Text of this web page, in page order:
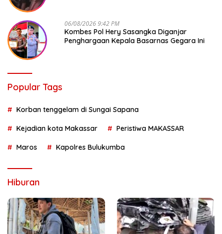
06/08/2026 9:42 PM
Kombes Pol Hery Sasangka Diganjar
Penghargaan Kepala Basarnas Gegara Ini
Popular Tags
Korban tenggelam di Sungai Sapana
Kejadian kota Makassar Peristiwa MAKASSAR
Maros Kapolres Bulukumba
Hiburan